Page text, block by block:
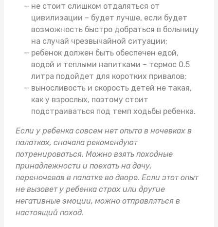
не стоит слишком отдаляться от
цивилизации – будет лучше, если будет
возможность быстро добраться в больницу
на случай чрезвычайной ситуации;
ребенок должен быть обеспечен едой,
водой и теплыми напитками – термос 0.5
литра подойдет для коротких привалов;
выносливость и скорость детей не такая,
как у взрослых, поэтому стоит
подстраиваться под темп ходьбы ребенка.
Если у ребенка совсем нет опыта в ночевках в
палатках, сначала рекомендуют
потренироваться. Можно взять походные
принадлежности и поехать на дачу,
переночевав в палатке во дворе. Если этот опыт
не вызовет у ребенка страх или другие
негативные эмоции, можно отправляться в
настоящий поход.